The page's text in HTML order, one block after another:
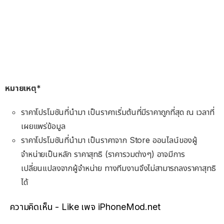
หมายเหตุ*
ราคาโปรโมชันที่นำมา เป็นราคาเริ่มต้นที่มีราคาถูกที่สุด ณ เวลาที่
เผยแพร่ข้อมูล
ราคาโปรโมชันที่นำมา เป็นราคาจาก Store ออนไลน์ของผู้
จำหน่ายเป็นหลัก ราคาสุทธิ (ราคารวมต่างๆ) อาจมีการ
เปลี่ยนแปลงจากผู้จำหน่าย ทางทีมงานจึงไม่สามารถลงราคาสุทธิ
ได้
ความคิดเห็น - Like เพจ iPhoneMod.net